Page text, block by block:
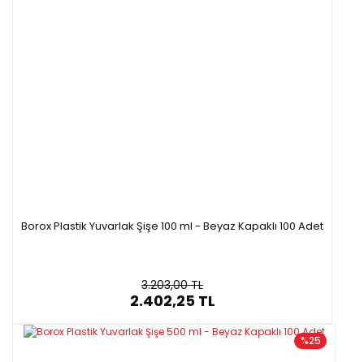
Borox Plastik Yuvarlak Şişe 100 ml - Beyaz Kapaklı 100 Adet
3.203,00 TL
2.402,25 TL
%25